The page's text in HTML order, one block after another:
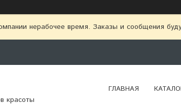
нерабочее время. Заказы и сообщения
красоты
ГЛАВНАЯ